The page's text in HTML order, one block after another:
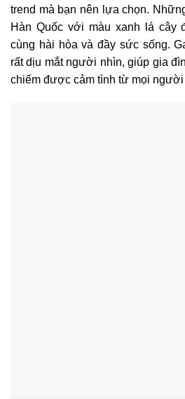
trend mà bạn nên lựa chọn.
Hàn Quốc với màu xanh lá cây
cùng hài hòa và đầy sức sống.
rất dịu mắt người nhìn, giúp gia
chiếm được cảm tình từ mọi người